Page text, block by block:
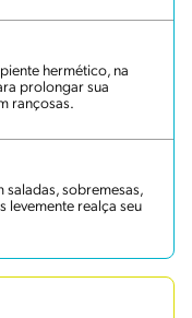
hermético, na
prolongar sua
rançosas.
saladas, sobremesas,
levemente realça seu